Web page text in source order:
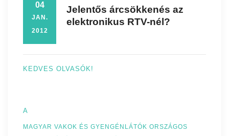
04
JAN.
2012
Jelentős árcsökkenés az
elektronikus RTV-nél?
KEDVES OLVASÓK!
A
MAGYAR VAKOK ÉS GYENGÉNLÁTÓK ORSZÁGOS